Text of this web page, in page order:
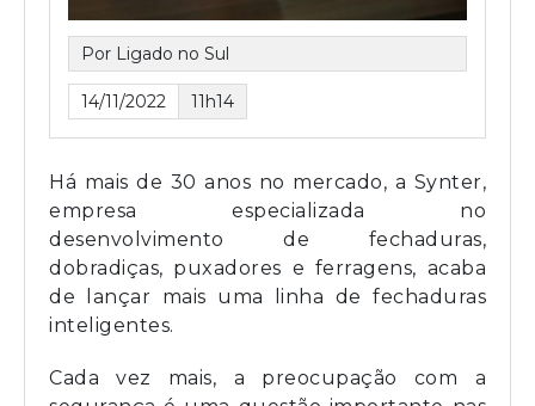
Por Ligado no Sul
14/11/2022 11h14
Há mais de 30 anos no mercado, a Synter,
empresa especializada no
desenvolvimento de fechaduras,
dobradiças, puxadores e ferragens, acaba
de lançar mais uma linha de fechaduras
inteligentes.
Cada vez mais, a preocupação com a